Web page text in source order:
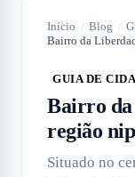
Início / Blog /
GUIA DE
Bairro da
região
Situado no